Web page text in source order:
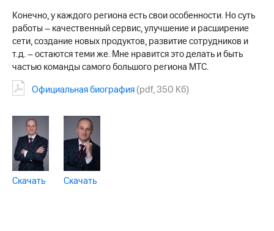
Конечно, у каждого региона есть свои особенности. Но суть
работы – качественный сервис, улучшение и расширение
сети, создание новых продуктов, развитие сотрудников и
т.д. – остаются теми же. Мне нравится это делать и быть
частью команды самого большого региона МТС.
Официальная биография(pdf, 350 Кб)
Скачать Скачать